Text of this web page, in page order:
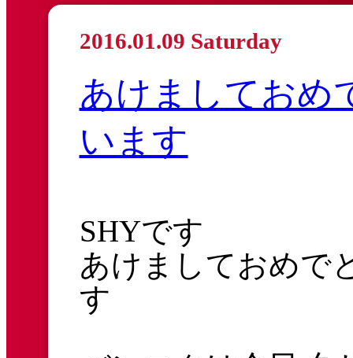
2016.01.09 Saturday
あけましておめ
います
SHYです
あけましておめで
す